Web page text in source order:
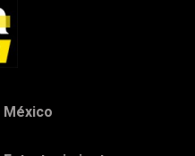
México